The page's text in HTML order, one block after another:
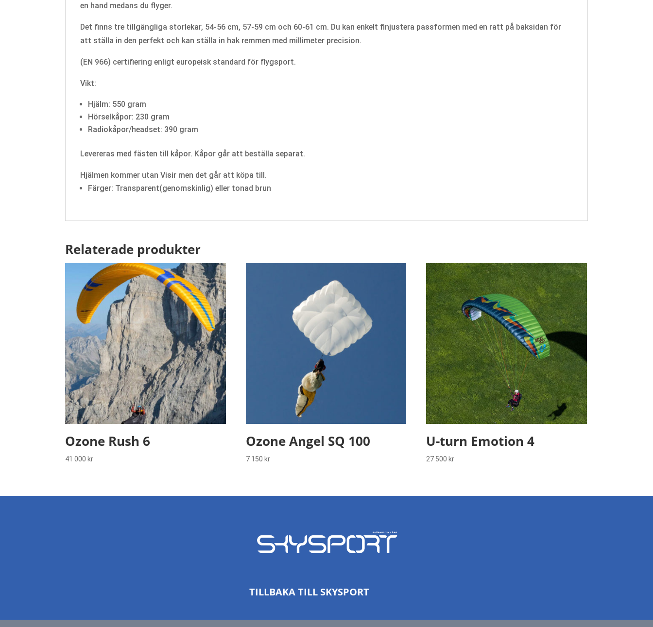
en hand medans du flyger.
Det finns tre tillgängliga storlekar, 54-56 cm, 57-59 cm och 60-61 cm. Du kan enkelt finjustera passformen med en ratt på baksidan för
att ställa in den perfekt och kan ställa in hak remmen med millimeter precision.
(EN 966) certifiering enligt europeisk standard för flygsport.
Vikt:
Hjälm: 550 gram
Hörselkåpor: 230 gram
Radiokåpor/headset: 390 gram
Levereras med fästen till kåpor. Kåpor går att beställa separat.
Hjälmen kommer utan Visir men det går att köpa till.
Färger: Transparent(genomskinlig) eller tonad brun
Relaterade produkter
Ozone Rush 6
41 000 kr
Ozone Angel SQ 100
7 150 kr
U-turn Emotion 4
27 500 kr
TILLBAKA TILL SKYSPORT